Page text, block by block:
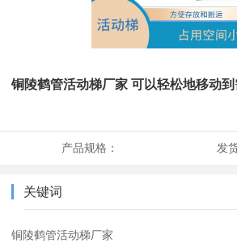
铜陵鹤管活动梯厂家 可以轻松地移动
产品规格： 发
关键词
铜陵鹤管活动梯厂家